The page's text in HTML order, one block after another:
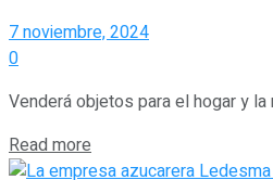
7 noviembre, 2024
0
Venderá objetos para el hogar y la
Read more